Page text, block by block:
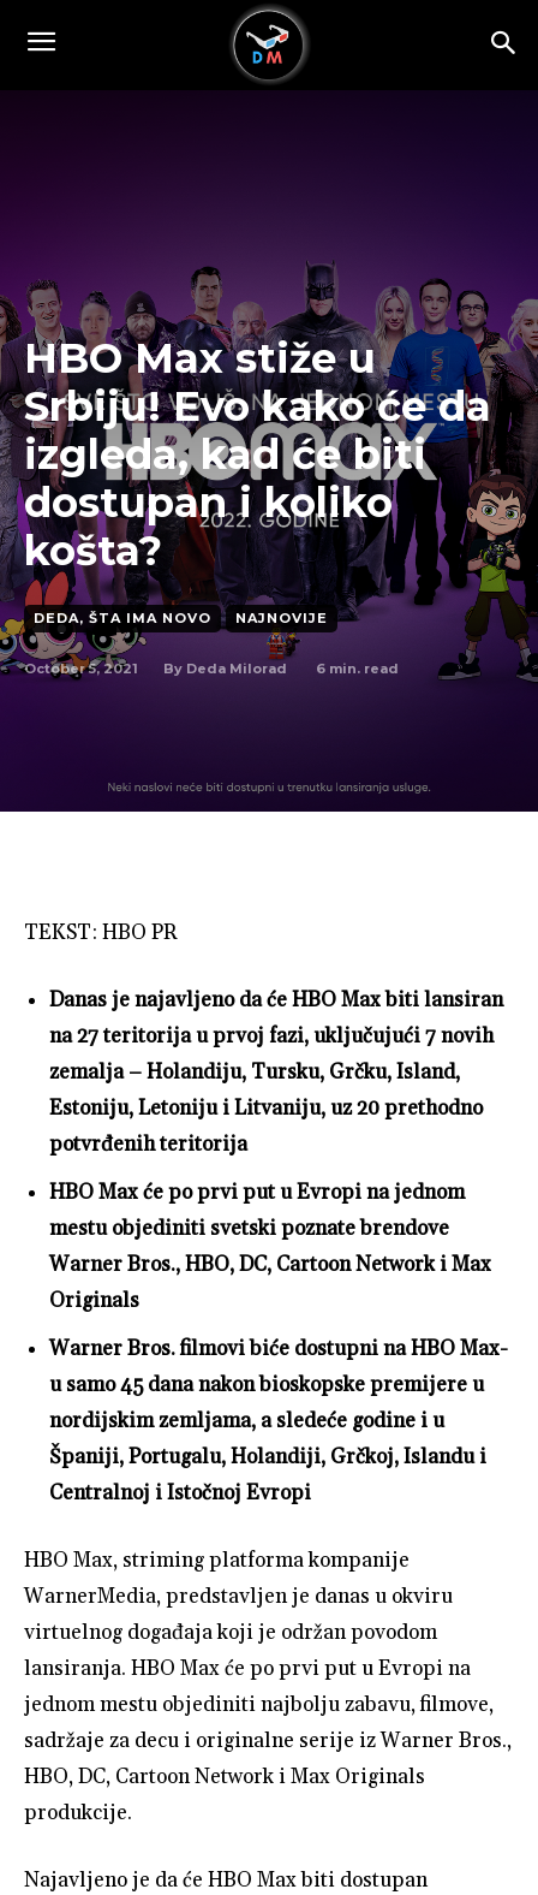
HBO Max stiže u
Srbiju! Evo kako će da
izgleda, kad će biti
dostupan i koliko
košta?
DEDA, ŠTA IMA NOVO NAJNOVIJE
October 5, 2021 By Deda Milorad 6 min. read
TEKST: HBO PR
Danas je najavljeno da će HBO Max biti lansiran
na 27 teritorija u prvoj fazi, uključujući 7 novih
zemalja – Holandiju, Tursku, Grčku, Island,
Estoniju, Letoniju i Litvaniju, uz 20 prethodno
potvrđenih teritorija
HBO Max će po prvi put u Evropi na jednom
mestu objediniti svetski poznate brendove
Warner Bros., HBO, DC, Cartoon Network i Max
Originals
Warner Bros. filmovi biće dostupni na HBO Max-
u samo 45 dana nakon bioskopske premijere u
nordijskim zemljama, a sledeće godine i u
Španiji, Portugalu, Holandiji, Grčkoj, Islandu i
Centralnoj i Istočnoj Evropi
HBO Max, striming platforma kompanije
WarnerMedia, predstavljen je danas u okviru
virtuelnog događaja koji je održan povodom
lansiranja. HBO Max će po prvi put u Evropi na
jednom mestu objediniti najbolju zabavu, filmove,
sadržaje za decu i originalne serije iz Warner Bros.,
HBO, DC, Cartoon Network i Max Originals
produkcije.
Najavljeno je da će HBO Max biti dostupan